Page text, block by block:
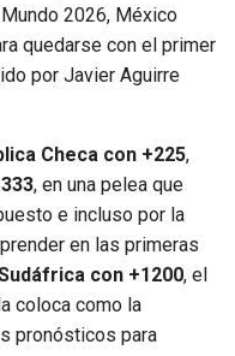
2026, México
quedarse con el primer
por Javier Aguirre
Checa con +225,
, en una pelea que
e incluso por la
en las primeras
con +1200, el
coloca como la
pronósticos para